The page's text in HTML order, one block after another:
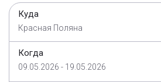
Куда
Красная Поляна
Когда
09.05.2026 - 19.05.2026